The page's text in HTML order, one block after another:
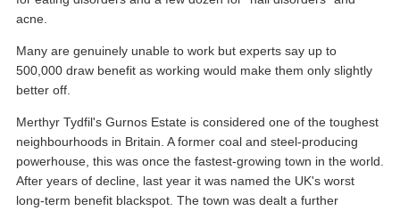
acne.
Many are genuinely unable to work but experts say up to
500,000 draw benefit as working would make them only slightly
better off.
Merthyr Tydfil's Gurnos Estate is considered one of the toughest
neighbourhoods in Britain. A former coal and steel-producing
powerhouse, this was once the fastest-growing town in the world.
After years of decline, last year it was named the UK's worst
long-term benefit blackspot. The town was dealt a further